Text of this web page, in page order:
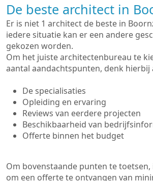
De beste architect in
Er is niet 1 architect de beste in
iedere situatie kan er een andere
gekozen worden.
Om het juiste architectenbureau te
aantal aandachtspunten, denk hierbij
De specialisaties
Opleiding en ervaring
Reviews van eerdere projecten
Beschikbaarheid van
Offerte binnen het budget
Om bovenstaande punten te toetsen,
om een offerte te ontvangen van